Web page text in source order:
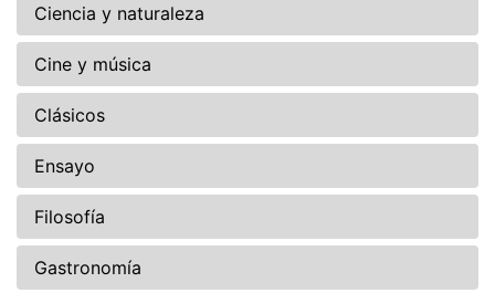
Ciencia y naturaleza
Cine y música
Clásicos
Ensayo
Filosofía
Gastronomía